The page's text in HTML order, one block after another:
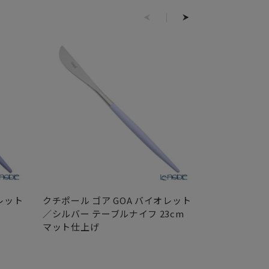
ット
クチポール ゴア GOA バイオレット
／シルバー テーブルナイフ 23cm
マット仕上げ